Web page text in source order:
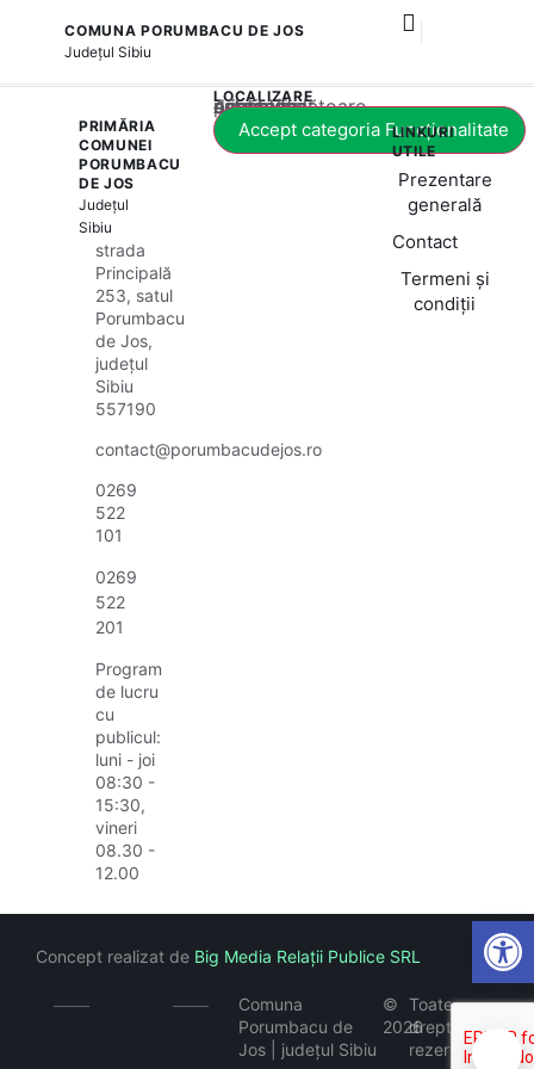
COMUNA PORUMBACU DE JOS
JudețulSibiu
PRIMĂRIA
COMUNEI
PORUMBACU
DE JOS
Județul
Sibiu
strada
Principală
253, satul
Porumbacu
de Jos,
județul
Sibiu
557190
contact@porumbacudejos.ro
0269
522
101
0269
522
201
Program
de lucru
cu
publicul:
luni - joi
08:30 -
15:30,
vineri
08.30 -
12.00
LOCALIZARE
Acest conținut este blocat până când acceptați categoria corespunzătoare de cookie-uri.
Accept categoria Funcționalitate
LINKURI
UTILE
Prezentare
generală
Contact
Termeni și
condiții
Comuna
Porumbacu de
Jos | județul Sibiu
©
2026
Toate
drepturile
rezervate
Concept realizat de Big Media Relații Publice SRL